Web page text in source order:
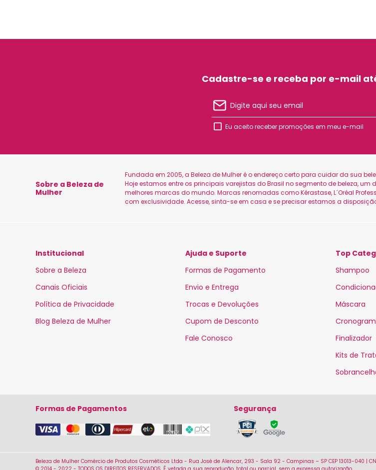
Cadastre-se e receba por e-mail até
Eu aceito receber promoções em meu e-mail
Sobre a Beleza de
Mulher
Fundada em 2005, a Beleza de Mulher é o endereço certo para cuidar da sua
Hoje estamos entre os principais varejistas do Brasil no segmento de beleza,
melhores marcas do mundo. Marcas renomadas como Kérastase, L´Oréal
com exclusividade. Acesse, sinta-se em casa e se precisar estamos a
Institucional
Sobre a Beleza
Canais Oficiais
Política de Privacidade
Blog Beleza de Mulher
Ajuda e Suporte
Formas de Pagamento
Envio e Entrega
Trocas e Devoluções
Cupom de Desconto
Fale Conosco
Top
Shampoo
Máscara
Finalizador
Kits de
Formas de Pagamentos Segurança
Beleza de Mulher Comércio de Produtos Cosméticos Ltda - Rua José de Alencar, 293 - Sala 92 - Campinas – SP CEP 13013-040 |